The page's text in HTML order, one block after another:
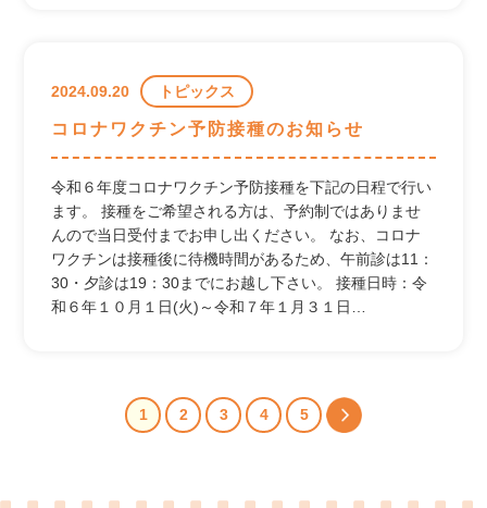
2024.09.20 トピックス
コロナワクチン予防接種のお知らせ
令和６年度コロナワクチン予防接種を下記の日程で行い
ます。 接種をご希望される方は、予約制ではありませ
んので当日受付までお申し出ください。 なお、コロナ
ワクチンは接種後に待機時間があるため、午前診は11：
30・夕診は19：30までにお越し下さい。 接種日時：令
和６年１０月１日(火)～令和７年１月３１日…
1 2 3 4 5